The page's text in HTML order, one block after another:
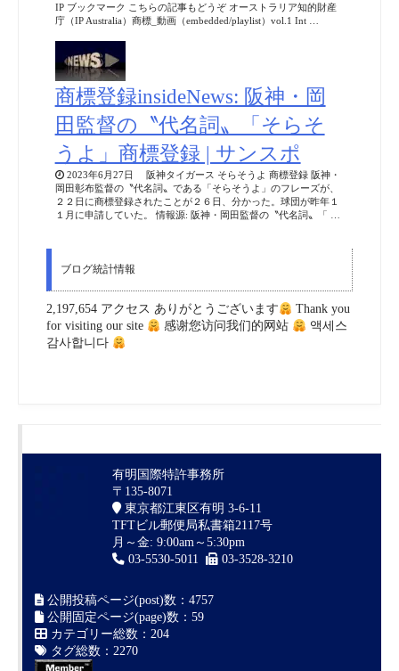
IP ブックマーク こちらの記事もどうぞ オーストラリア知的財産
庁（IP Australia）商標_動画（embedded/playlist）vol.1 Int …
商標登録insideNews: 阪神・岡
田監督の〝代名詞〟「そらそ
うよ」商標登録 | サンスポ
2023年6月27日 阪神タイガース そらそうよ 商標登録 阪神・
岡田彰布監督の〝代名詞〟である「そらそうよ」のフレーズが、
２２日に商標登録されたことが２６日、分かった。球団が昨年１
１月に申請していた。 情報源: 阪神・岡田監督の〝代名詞〟「 …
ブログ統計情報
2,197,654 アクセス ありがとうございます
Thank you
for visiting our site
感谢您访问我们的网站
액세스
감사합니다
有明国際特許事務所
〒135-8071
東京都江東区有明 3-6-11
TFTビル郵便局私書箱2117号
月～金: 9:00am～5:30pm
03-5530-5011
03-3528-3210
公開投稿ページ(post)数：4757
公開固定ページ(page)数：59
カテゴリー総数：204
タグ総数：2270